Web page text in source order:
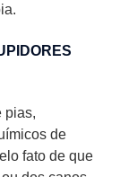
pias,
de
fato de que